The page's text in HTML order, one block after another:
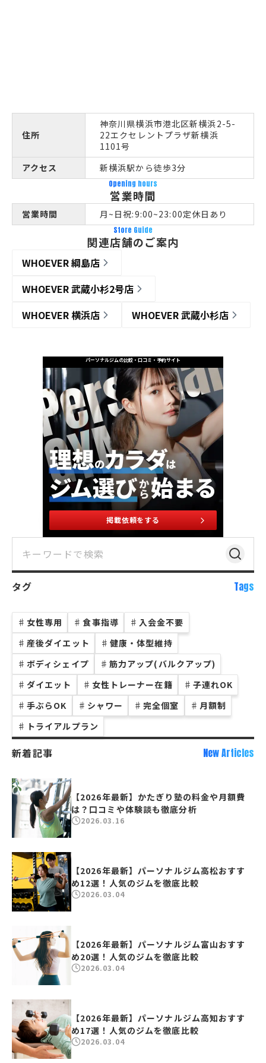
住所
神奈川県横浜市港北区新横浜2-5-
22エクセレントプラザ新横浜
1101号
アクセス
新横浜駅から徒歩3分
Opening hours
営業時間
営業時間 月~日祝:9:00~23:00定休日あり
Store Guide
関連店舗のご案内
WHOEVER 綱島店
WHOEVER 武蔵小杉2号店
WHOEVER 横浜店
WHOEVER 武蔵小杉店
パーソナルジムの比較・口コミ・予約サイト
掲載依頼をする
タグ Tags
♯ 女性専用 ♯ 食事指導 ♯ 入会金不要
♯ 産後ダイエット ♯ 健康・体型維持
♯ ボディシェイプ ♯ 筋力アップ(バルクアップ)
♯ ダイエット ♯ 女性トレーナー在籍 ♯ 子連れOK
♯ 手ぶらOK ♯ シャワー ♯ 完全個室 ♯ 月額制
♯ トライアルプラン
新着記事 New Articles
【2026年最新】かたぎり塾の料金や月額費
は？口コミや体験談も徹底分析
2026.03.16
【2026年最新】パーソナルジム高松おすす
め12選！人気のジムを徹底比較
2026.03.04
【2026年最新】パーソナルジム富山おすす
め20選！人気のジムを徹底比較
2026.03.04
【2026年最新】パーソナルジム高知おすす
め17選！人気のジムを徹底比較
2026.03.04